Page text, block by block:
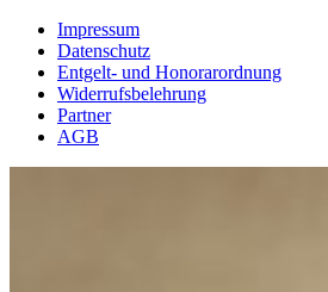
Impressum
Datenschutz
Entgelt- und Honorarordnung
Widerrufsbelehrung
Partner
AGB